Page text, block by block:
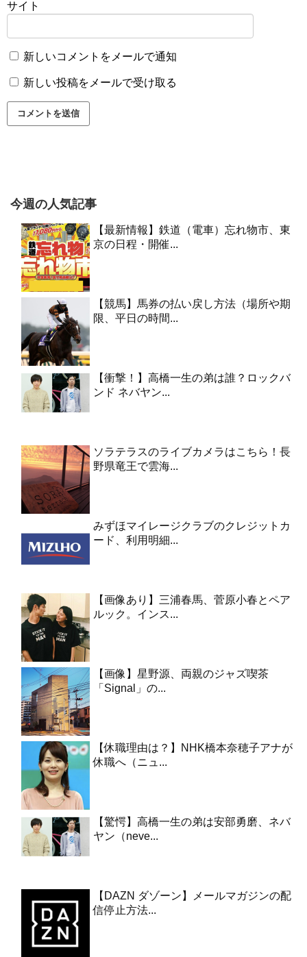
サイト
新しいコメントをメールで通知
新しい投稿をメールで受け取る
今週の人気記事
【最新情報】鉄道（電車）忘れ物市、東
京の日程・開催...
【競馬】馬券の払い戻し方法（場所や期
限、平日の時間...
【衝撃！】高橋一生の弟は誰？ロックバ
ンド ネバヤン...
ソラテラスのライブカメラはこちら！長
野県竜王で雲海...
みずほマイレージクラブのクレジットカ
ード、利用明細...
【画像あり】三浦春馬、菅原小春とペア
ルック。インス...
【画像】星野源、両親のジャズ喫茶
「Signal」の...
【休職理由は？】NHK橋本奈穂子アナが
休職へ（ニュ...
【驚愕】高橋一生の弟は安部勇磨、ネバ
ヤン（neve...
【DAZN ダゾーン】メールマガジンの配
信停止方法...